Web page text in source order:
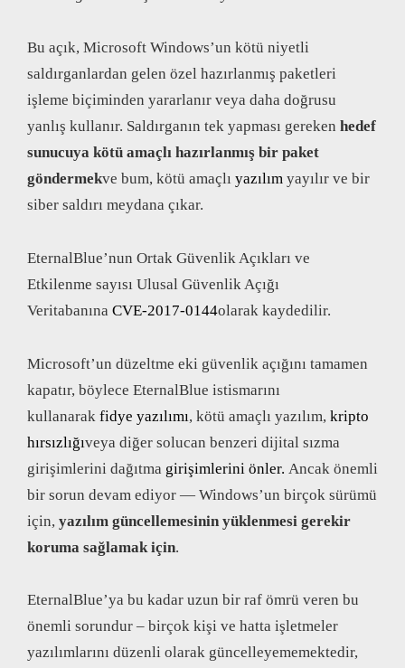
Bu açık, Microsoft Windows’un kötü niyetli
saldırganlardan gelen özel hazırlanmış paketleri
işleme biçiminden yararlanır veya daha doğrusu
yanlış kullanır. Saldırganın tek yapması gereken hedef
sunucuya kötü amaçlı hazırlanmış bir paket
göndermekve bum, kötü amaçlı yazılım yayılır ve bir
siber saldırı meydana çıkar.
EternalBlue’nun Ortak Güvenlik Açıkları ve
Etkilenme sayısı Ulusal Güvenlik Açığı
Veritabanına CVE-2017-0144olarak kaydedilir.
Microsoft’un düzeltme eki güvenlik açığını tamamen
kapatır, böylece EternalBlue istismarını
kullanarak fidye yazılımı, kötü amaçlı yazılım, kripto
hırsızlığıveya diğer solucan benzeri dijital sızma
girişimlerini dağıtma girişimlerini önler. Ancak önemli
bir sorun devam ediyor — Windows’un birçok sürümü
için, yazılım güncellemesinin yüklenmesi gerekir
koruma sağlamak için.
EternalBlue’ya bu kadar uzun bir raf ömrü veren bu
önemli sorundur – birçok kişi ve hatta işletmeler
yazılımlarını düzenli olarak güncelleyememektedir,